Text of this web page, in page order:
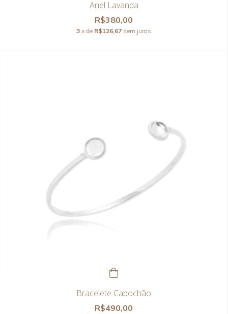
Anel Lavanda
R$380,00
3 x de R$126,67 sem juros
Bracelete Cabochão
R$490,00